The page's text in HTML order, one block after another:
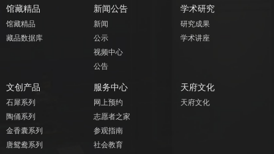
馆藏精品
馆藏精品
藏品数据库
新闻公告
新闻
公示
视频中心
公告
学术研究
研究成果
学术讲座
文创产品
石犀系列
陶俑系列
金香囊系列
唐鸳鸯系列
服务中心
网上预约
志愿者之家
参观指南
社会教育
天府文化
天府文化